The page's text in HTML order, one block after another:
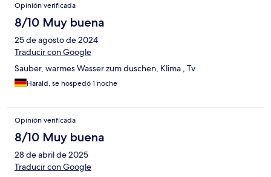
Opinión verificada
8/10 Muy buena
25 de agosto de 2024
Traducir con Google
Sauber, warmes Wasser zum duschen, Klima , Tv
Harald, se hospedó 1 noche
Opinión verificada
8/10 Muy buena
28 de abril de 2025
Traducir con Google